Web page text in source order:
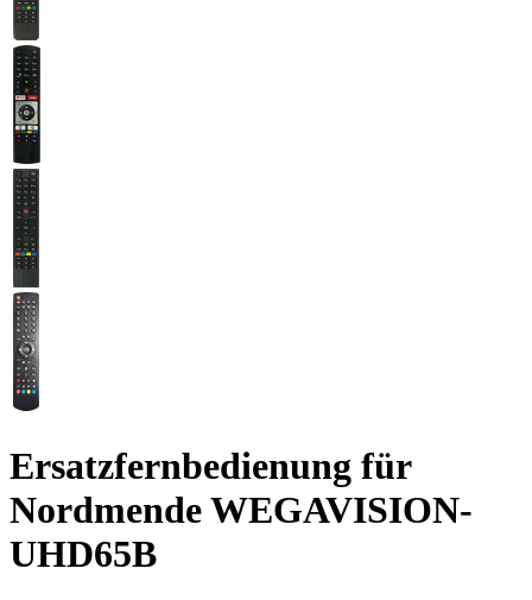
Ersatzfernbedienung für
Nordmende WEGAVISION-
UHD65B